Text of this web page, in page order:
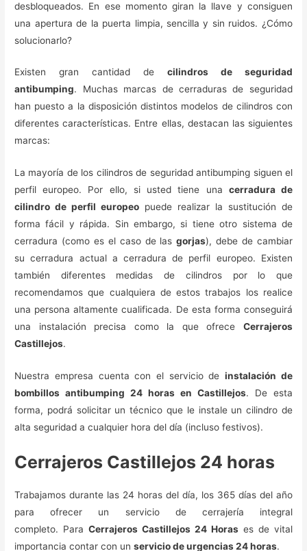
desbloqueados. En ese momento giran la llave y consiguen
una apertura de la puerta limpia, sencilla y sin ruidos. ¿Cómo
solucionarlo?
Existen gran cantidad de cilindros de seguridad
antibumping. Muchas marcas de cerraduras de seguridad
han puesto a la disposición distintos modelos de cilindros con
diferentes características. Entre ellas, destacan las siguientes
marcas:
La mayoría de los cilindros de seguridad antibumping siguen el
perfil europeo. Por ello, si usted tiene una cerradura de
cilindro de perfil europeo puede realizar la sustitución de
forma fácil y rápida. Sin embargo, si tiene otro sistema de
cerradura (como es el caso de lasgorjas), debe de cambiar
su cerradura actual a cerradura de perfil europeo. Existen
también diferentes medidas de cilindros por lo que
recomendamos que cualquiera de estos trabajos los realice
una persona altamente cualificada. De esta forma conseguirá
una instalación precisa como la que ofrece Cerrajeros
Castillejos.
Nuestra empresa cuenta con el servicio deinstalación de
bombillos antibumping 24 horas en Castillejos. De esta
forma, podrá solicitar un técnico que le instale un cilindro de
alta seguridad a cualquier hora del día (incluso festivos).
Cerrajeros Castillejos 24 horas
Trabajamos durante las 24 horas del día, los 365 días del año
para ofrecer un servicio de cerrajería integral
completo. ParaCerrajeros Castillejos 24 Horas es de vital
importancia contar con unservicio de urgencias 24 horas.